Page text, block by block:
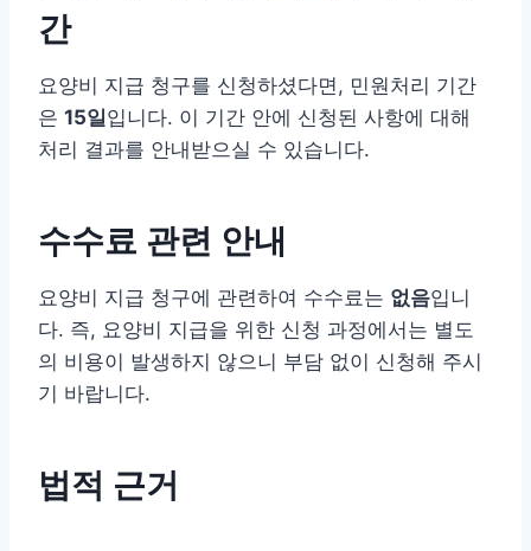
간
요양비 지급 청구를 신청하셨다면, 민원처리 기간
은 15일입니다. 이 기간 안에 신청된 사항에 대해
처리 결과를 안내받으실 수 있습니다.
수수료 관련 안내
요양비 지급 청구에 관련하여 수수료는 없음입니
다. 즉, 요양비 지급을 위한 신청 과정에서는 별도
의 비용이 발생하지 않으니 부담 없이 신청해 주시
기 바랍니다.
법적 근거